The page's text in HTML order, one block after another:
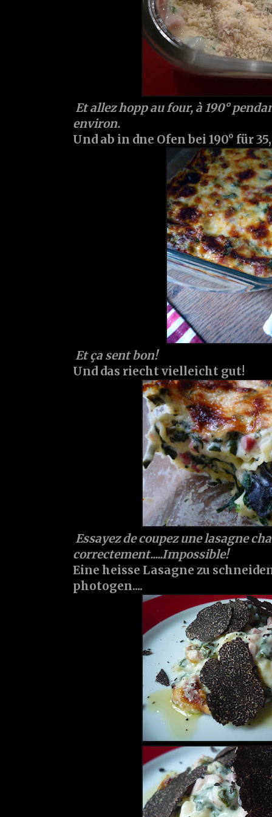
Et allez hopp au four, à 190°
environ.
Und ab in dne Ofen bei 190° für
Et ça sent bon!
Und das riecht vielleicht gut!
Essayez de coupez une lasagne
correctement.....Impossible!
Eine heisse Lasagne zu
photogen....